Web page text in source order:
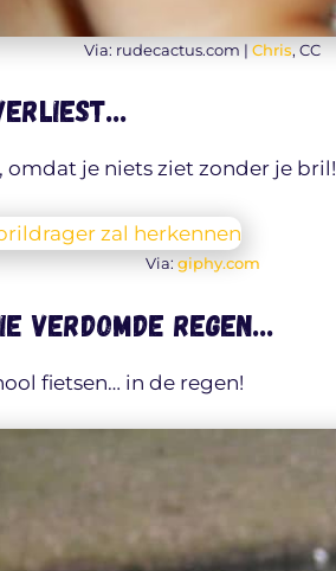
Via: rudecactus.com |Chris, CC
omdat je niets ziet zonder je bril!
Via: giphy.com
verdomde regen…
fietsen… in de regen!